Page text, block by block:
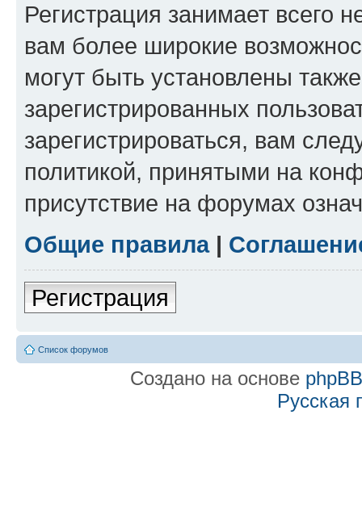
Регистрация занимает всего
вам более широкие
могут быть установлены
зарегистрированных
зарегистрироваться, вам
политикой, принятыми на
присутствие на форумах
Общие правила|
Регистрация
Список форумов
Создано на основе phpBB
Русская